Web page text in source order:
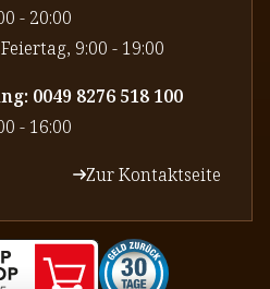
- 20:00
9:00 - 19:00
0049 8276 518 100
- 16:00
Zur Kontaktseite